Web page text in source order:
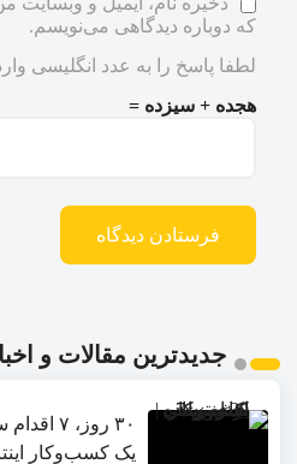
که دوباره دیدگاهی می‌نویسم.
لطفا پاسخ را به عدد انگلیسی
هجده + سیزده =
جدیدترین مقالات و
۳۰
یک کسب‌وکار